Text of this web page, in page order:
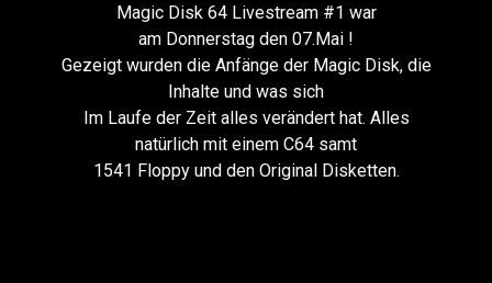
Magic Disk 64 Livestream #1 war
am Donnerstag den 07.Mai !
Gezeigt wurden die Anfänge der Magic Disk, die
Inhalte und was sich
Im Laufe der Zeit alles verändert hat. Alles
natürlich mit einem C64 samt
1541 Floppy und den Original Disketten.